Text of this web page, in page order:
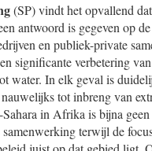
(SP) vindt het opvallend
antwoord is gegeven op
en publiek-private
significante verbetering
water. In elk geval is
tot inbreng van
in Afrika is bijna
terwijl de